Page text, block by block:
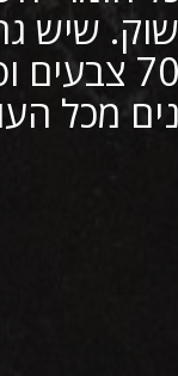
שיש
מעל 700
מכל